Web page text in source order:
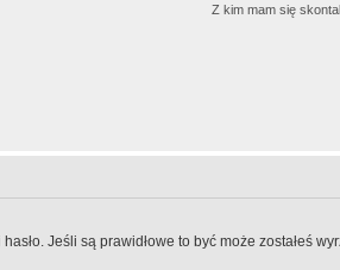
Z kim mam się
Jeśli są prawidłowe to być może zostałeś